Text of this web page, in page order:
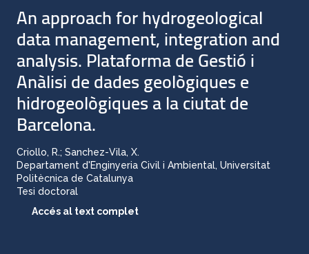
An approach for hydrogeological
data management, integration and
analysis. Plataforma de Gestió i
Anàlisi de dades geològiques e
hidrogeològiques a la ciutat de
Barcelona.
Criollo, R.; Sanchez-Vila, X.
Departament d'Enginyeria Civil i Ambiental, Universitat
Politècnica de Catalunya
Tesi doctoral
Accés al text complet